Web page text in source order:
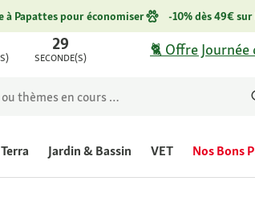
à Papattes pour économiser -10% dès 49€
29
SECONDE(S) 🐈 Offre
Terra Jardin & Bassin VET Nos Bons